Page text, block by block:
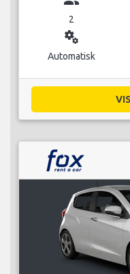
2
miscellaneous_services
Automatisk